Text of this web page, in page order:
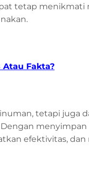
tetap menikmati
Fakta?
tetapi juga
menyimpan
efektivitas, dan